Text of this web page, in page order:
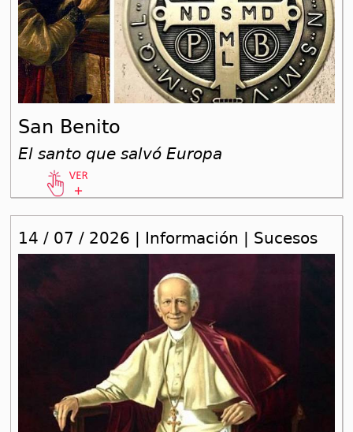
San Benito
El santo que salvó Europa
14 / 07 / 2026 | Información | Sucesos